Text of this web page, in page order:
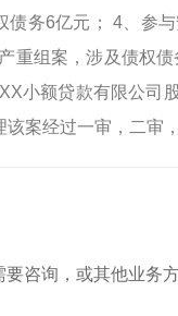
债务6亿元； 4、参
重组案，涉及债权
小额贷款有限公司
案经过一审，二审
咨询，或其他业务